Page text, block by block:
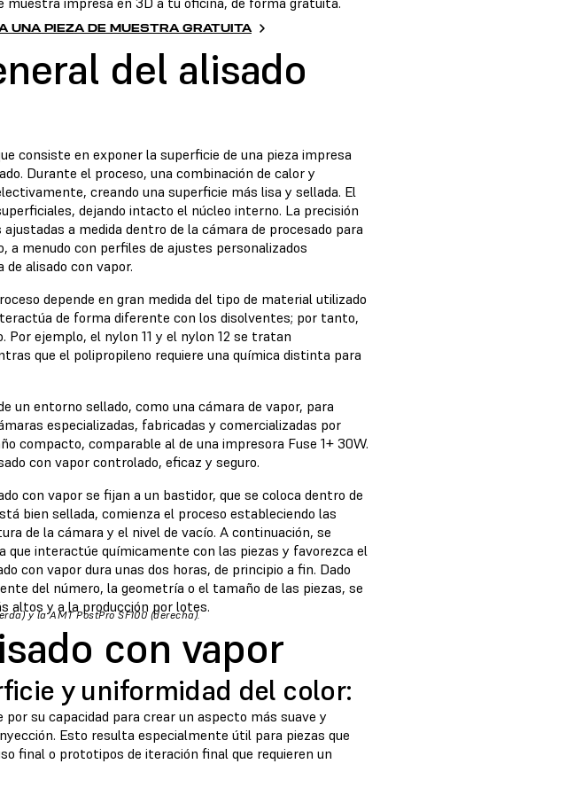
UNA PIEZA DE MUESTRA GRATUITA
del alisado
consiste en exponer la superficie de una pieza impresa
Durante el proceso, una combinación de calor y
creando una superficie más lisa y sellada. El
dejando intacto el núcleo interno. La precisión
a medida dentro de la cámara de procesado para
a menudo con perfiles de ajustes personalizados
alisado con vapor.
depende en gran medida del tipo de material utilizado
de forma diferente con los disolventes; por tanto,
ejemplo, el nylon 11 y el nylon 12 se tratan
que el polipropileno requiere una química distinta para
un entorno sellado, como una cámara de vapor, para
especializadas, fabricadas y comercializadas por
compacto, comparable al de una impresora Fuse 1+ 30W.
con vapor controlado, eficaz y seguro.
con vapor se fijan a un bastidor, que se coloca dentro de
bien sellada, comienza el proceso estableciendo las
de la cámara y el nivel de vacío. A continuación, se
que interactúe químicamente con las piezas y favorezca el
con vapor dura unas dos horas, de principio a fin. Dado
del número, la geometría o el tamaño de las piezas, se
altos y a la producción por lotes.
y la AMT PostPro SF100 (derecha).
con vapor
y uniformidad del color:
su capacidad para crear un aspecto más suave y
Esto resulta especialmente útil para piezas que
final o prototipos de iteración final que requieren un